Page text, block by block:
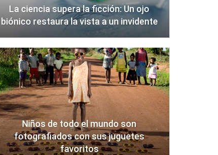
La ciencia supera la ficción: Un ojo
biónico restaura la vista a un invidente
Niños de todo el mundo son
fotografiados con sus juguetes
favoritos